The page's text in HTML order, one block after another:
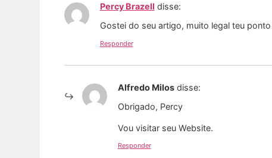
Percy Brazell disse:
Gostei do seu artigo, muito legal teu
Responder
Alfredo Milos disse:
Obrigado, Percy
Vou visitar seu Website.
Responder